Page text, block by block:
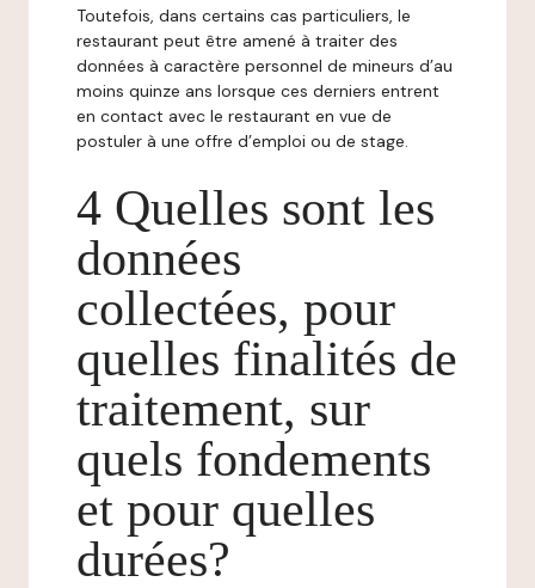
Toutefois, dans certains cas particuliers, le
restaurant peut être amené à traiter des
données à caractère personnel de mineurs d’au
moins quinze ans lorsque ces derniers entrent
en contact avec le restaurant en vue de
postuler à une offre d’emploi ou de stage.
4 Quelles sont les
données
collectées, pour
quelles finalités de
traitement, sur
quels fondements
et pour quelles
durées?